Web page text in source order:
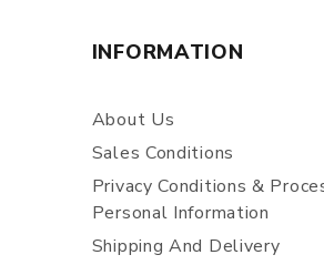
INFORMATION
About Us
Sales Conditions
Privacy Conditions &
Personal Information
Shipping And Delivery